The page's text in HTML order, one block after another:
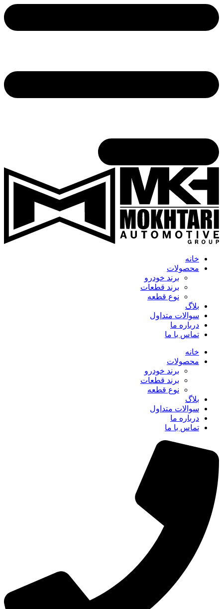
خانه
محصولات
برند خودرو
برند قطعات
نوع قطعه
بلاگ
سوالات متداول
درباره ما
تماس با ما
خانه
محصولات
برند خودرو
برند قطعات
نوع قطعه
بلاگ
سوالات متداول
درباره ما
تماس با ما